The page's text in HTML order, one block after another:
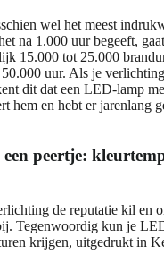
wel het meest
na 1.000 uur begeeft,
15.000 tot 25.000
uur. Als je
dit dat een LED-lamp
hem en hebt er jarenlang
peertje:
de reputatie kil en
Tegenwoordig kun je
krijgen, uitgedrukt in